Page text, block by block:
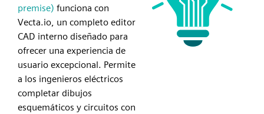
premise) funciona con
Vecta.io, un completo editor
CAD interno diseñado para
ofrecer una experiencia de
usuario excepcional. Permite
a los ingenieros eléctricos
completar dibujos
esquemáticos y circuitos con